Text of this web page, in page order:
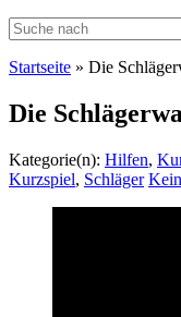
Startseite » Die
Die
Kategorie(n): Hilfen,
Kurzspiel, Schläger